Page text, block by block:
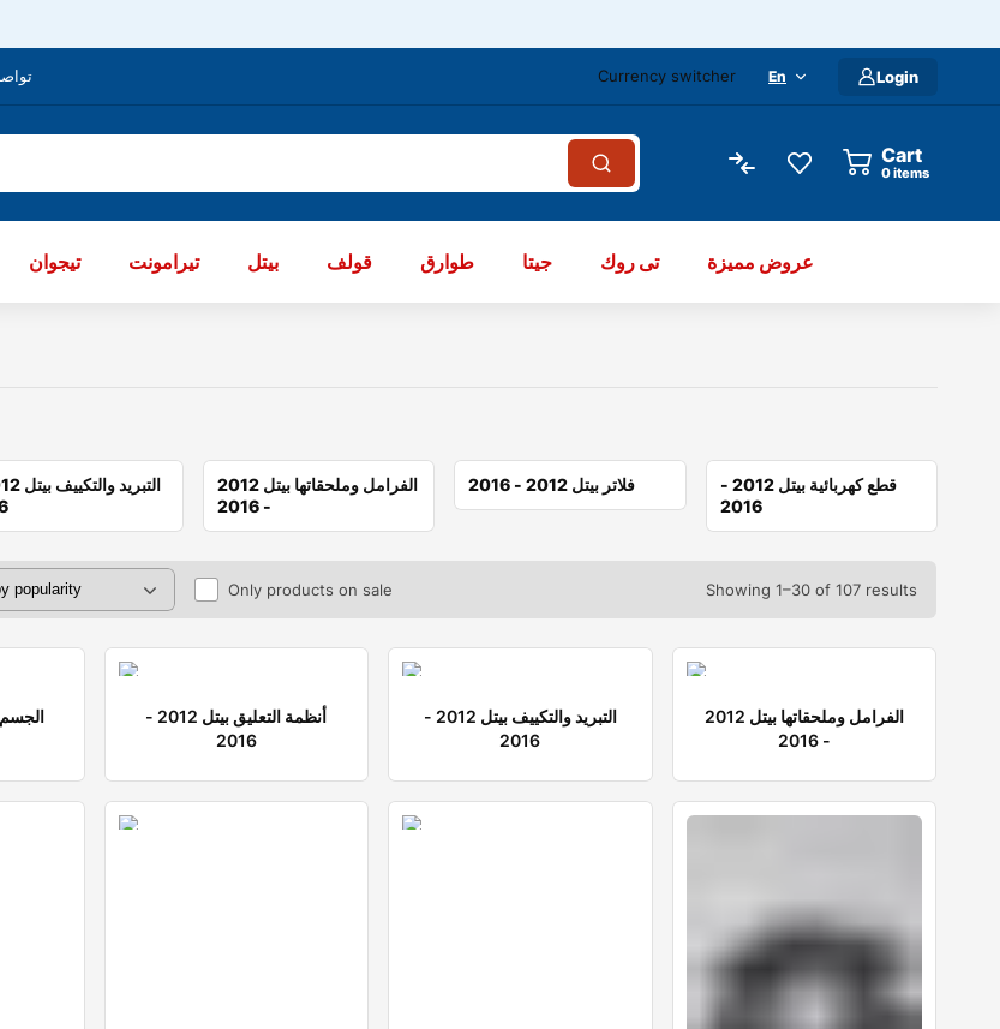
تواصل معنا Currency switcher En Login
Cart
items
تيجوان تيرامونت بيتل قولف طوارق جيتا تى روك عروض مميزة
الفرامل وملحقاتها بيتل 2012
- 2016
فلاتر بيتل 2012 - 2016
قطع كهربائية بيتل 2012 -
2016
Only products on sale Showing 1–30 of 107 results
أنظمة التعليق بيتل 2012 -
2016
التبريد والتكييف بيتل 2012 -
2016
الفرامل وملحقاتها بيتل 2012
- 2016